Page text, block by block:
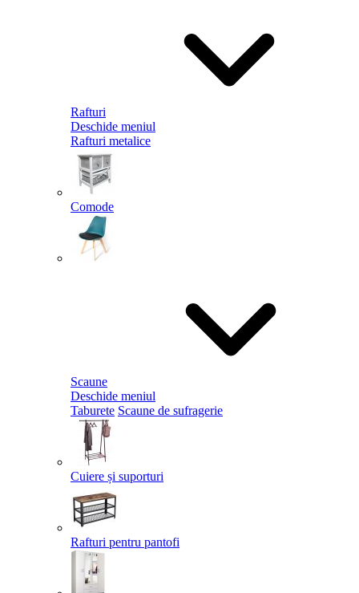
Rafturi
Deschide meniul
Rafturi metalice
Comode
Scaune
Deschide meniul
Taburete Scaune de sufragerie
Cuiere și suporturi
Rafturi pentru pantofi